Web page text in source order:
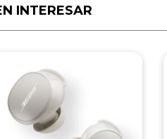
INTERESAR